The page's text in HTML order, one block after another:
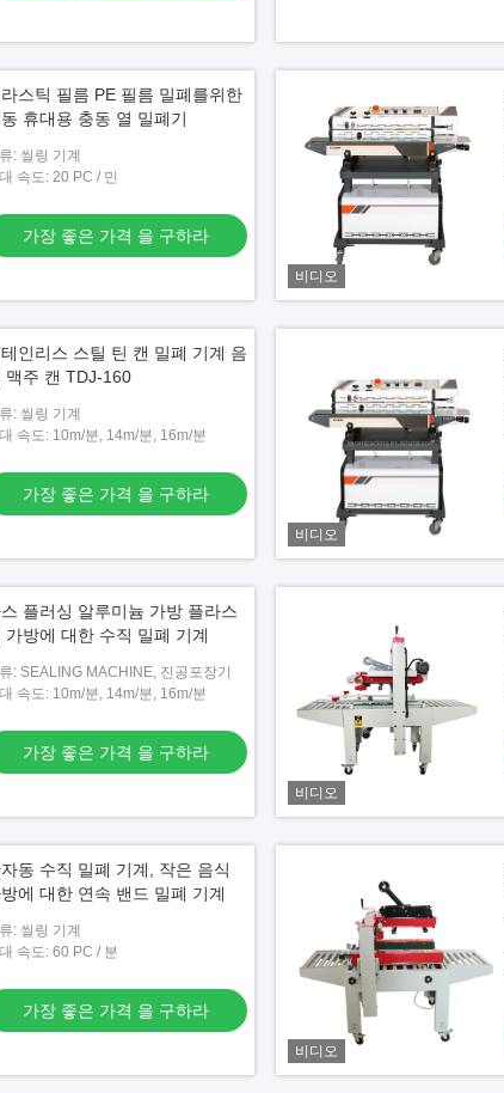
FKR 시리즈 펄스 핸드 실링 머신 핸드 클
램프 실러
가장 좋은 가격 을 구하라
스틱 필름 PE 필름 밀폐를위한
휴대용 충동 열 밀폐기
: 씰링 기계
속도: 20 PC / 민
가장 좋은 가격 을 구하라
비디오
인리스 스틸 틴 캔 밀폐 기계 음
맥주 캔 TDJ-160
: 씰링 기계
속도: 10m/분, 14m/분, 16m/분
가장 좋은 가격 을 구하라
비디오
플러싱 알루미늄 가방 플라스
가방에 대한 수직 밀폐 기계
: SEALING MACHINE, 진공포장기
속도: 10m/분, 14m/분, 16m/분
가장 좋은 가격 을 구하라
비디오
동 수직 밀폐 기계, 작은 음식
에 대한 연속 밴드 밀폐 기계
: 씰링 기계
속도: 60 PC / 분
가장 좋은 가격 을 구하라
비디오